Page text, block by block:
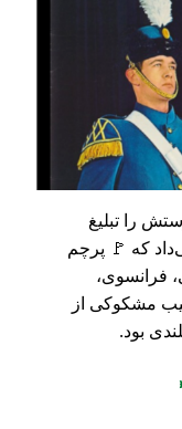
را تبلیغ
که 🚩 پرچم
فرانسوی،
مشکوکی از
بود.